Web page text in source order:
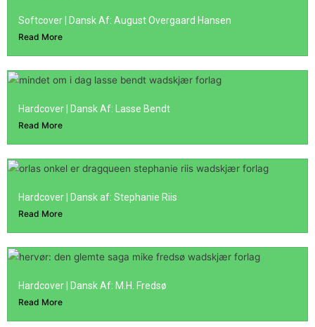
Softcover | Dansk Af: August Overgaard Hansen
Read More
Hardcover | Dansk Af: Lasse Bendt
Read More
Hardcover | Dansk af: Stephanie Riis
Read More
Hardcover | Dansk Af: M.H. Fredsø
Read More